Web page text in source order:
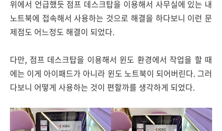
위에서 언급했듯 점프 데스크탑을 이용해서 사무실에 있는 내
노트북에 접속해서 사용하는 것으로 해결을 하다보니 이런 문
제점도 어느정도 해결이 되었다.
다만, 점프 데스크탑을 이용해서 윈도 환경에서 작업을 할 때
에는 이게 아이패드가 아니라 윈도 노트북이 되어버린다. 그러
다보니 어떻게 사용하는 것이 편할까를 생각하게 되었다.